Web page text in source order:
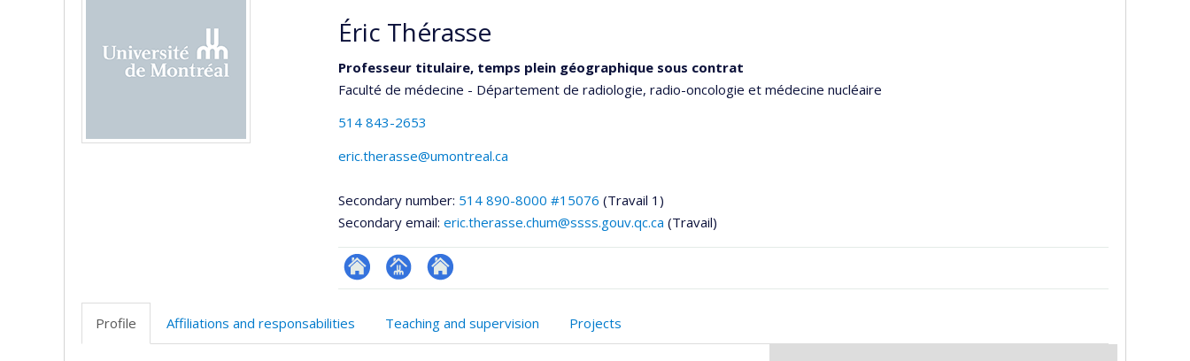
Éric Thérasse
Professeur titulaire, temps plein géographique sous contrat
Faculté de médecine - Département de radiologie, radio-oncologie et médecine nucléaire
514 843-2653
eric.therasse@umontreal.ca
Secondary number: 514 890-8000 #15076 (Travail 1)
Secondary email: eric.therasse.chum@ssss.gouv.qc.ca (Travail)
ResearchGate
Page
(faculté,département,école)
Site
de
Profile Affiliations and responsabilities Teaching and supervision Projects